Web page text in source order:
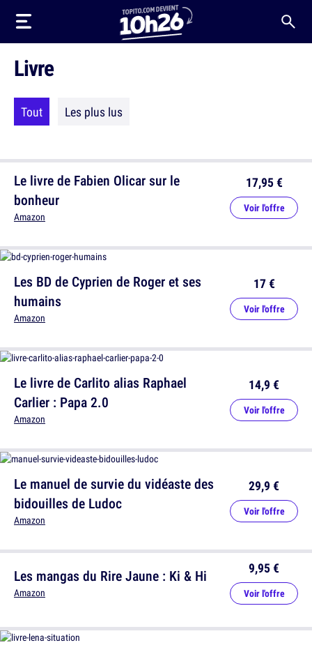
Livre
Tout Les plus lus
Le livre de Fabien Olicar sur le
bonheur
Amazon
17,95 €
Voir l'offre
Le livre de Carlito alias Raphael
Carlier : Papa 2.0
Amazon
14,9 €
Voir l'offre
Les mangas du Rire Jaune : Ki & Hi
Amazon
9,95 €
Voir l'offre
Les BD de Cyprien de Roger et ses
humains
Amazon
17 €
Voir l'offre
Le manuel de survie du vidéaste des
bidouilles de Ludoc
Amazon
29,9 €
Voir l'offre